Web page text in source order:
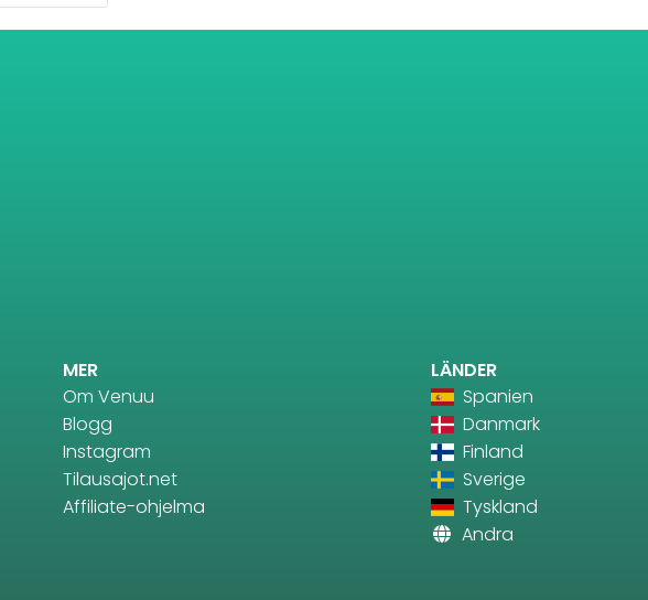
MER
Om Venuu
Blogg
Instagram
Tilausajot.net
Affiliate-ohjelma
LÄNDER
Spanien
Danmark
Finland
Sverige
Tyskland
Andra